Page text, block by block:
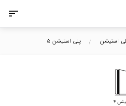
استیشن پلی استیشن ۵
۴